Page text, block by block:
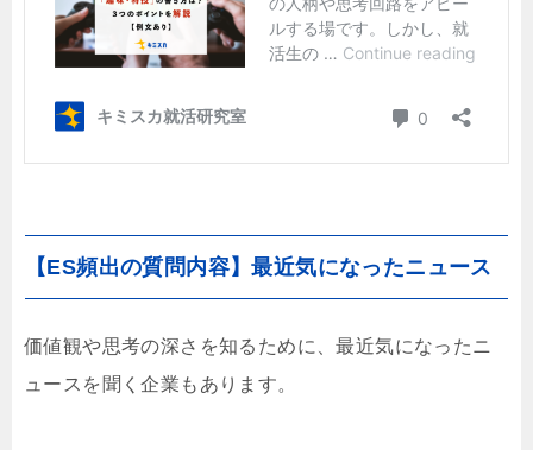
【ES頻出の質問内容】最近気になったニュース
価値観や思考の深さを知るために、最近気になったニ
ュースを聞く企業もあります。